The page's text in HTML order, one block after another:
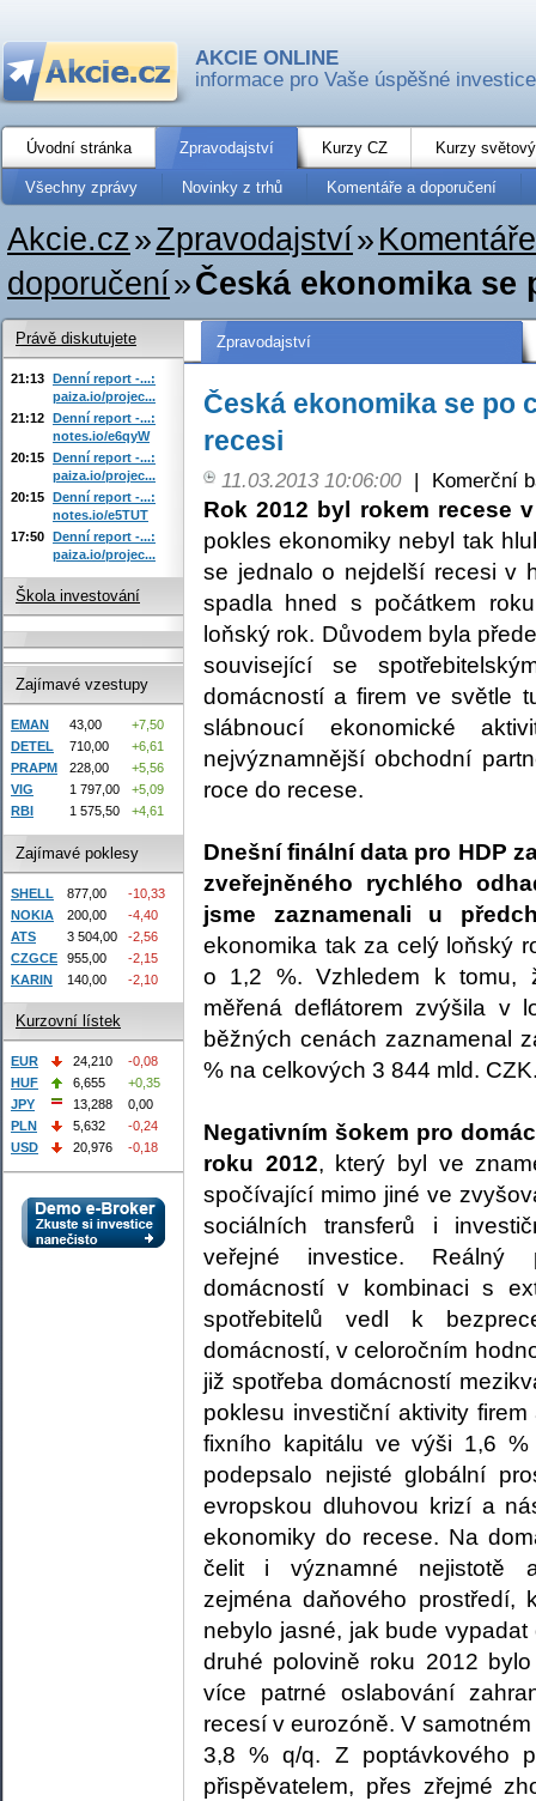
AKCIE ONLINE
informace pro Vaše úspěšné investice
Úvodní stránka Zpravodajství Kurzy CZ Kurzy
Všechny zprávy Novinky z trhů Komentáře a doporučení
Akcie.cz»Zpravodajství»
doporučení»Česká ekonomika se
Zpravodajství
Česká ekonomika se po
recesi
11.03.2013 10:06:00 | Komerční
Rok 2012 byl rokem recese
pokles ekonomiky nebyl tak
se jednalo o nejdelší recesi v
spadla hned s počátkem
loňský rok. Důvodem byla
související se
domácností a firem ve světle
slábnoucí ekonomické
nejvýznamnější obchodní
roce do recese.
Dnešní finální data pro HDP
zveřejněného rychlého
jsme zaznamenali u
ekonomika tak za celý loňský
o 1,2 %. Vzhledem k tomu,
měřená deflátorem zvýšila v
běžných cenách zaznamenal
% na celkových 3 844 mld.
Negativním šokem pro
roku 2012, který byl ve
spočívající mimo jiné ve
sociálních transferů i
veřejné investice. Reálný
domácností v kombinaci s
spotřebitelů vedl k
domácností, v celoročním
již spotřeba domácností
poklesu investiční aktivity
fixního kapitálu ve výši 1,6
podepsalo nejisté globální
evropskou dluhovou krizí a
ekonomiky do recese. Na
čelit i významné nejistotě
zejména daňového
nebylo jasné, jak bude
druhé polovině roku 2012
více patrné oslabování
recesí v eurozóně. V
3,8 % q/q. Z poptávkového
přispěvatelem, přes zřejmé
Právě diskutujete
21:13 Denní report -...:
paiza.io/projec...
21:12 Denní report -...:
notes.io/e6qyW
20:15 Denní report -...:
paiza.io/projec...
20:15 Denní report -...:
notes.io/e5TUT
17:50 Denní report -...:
paiza.io/projec...
Škola investování
Zajímavé vzestupy
EMAN 43,00
+7,50
DETEL
710,00
+6,61
PRAPM
228,00
+5,56
VIG
1 797,00
+5,09
RBI
1 575,50 +4,61
Zajímavé poklesy
SHELL 877,00
-10,33
NOKIA
200,00
-4,40
ATS
3 504,00
-2,56
CZGCE
955,00
-2,15
KARIN
140,00 -2,10
Kurzovní lístek
EUR 24,210
-0,08
HUF
6,655
+0,35
JPY
13,288
0,00
PLN
5,632
-0,24
USD
20,976 -0,18